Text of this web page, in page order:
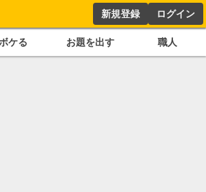
新規登録 ログイン
ボケる お題を出す 職人